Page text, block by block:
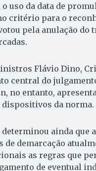
uso da data de
critério para o
pela anulação do
Flávio Dino,
central do
no entanto,
da norma.
ainda que
de demarcação
as regras que
de eventual